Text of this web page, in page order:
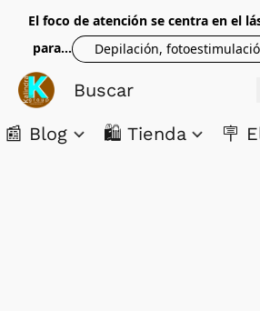
El foco de atención se centra en el
para...
Depilación,
📰 Blog 🛍️ Tienda 🪧